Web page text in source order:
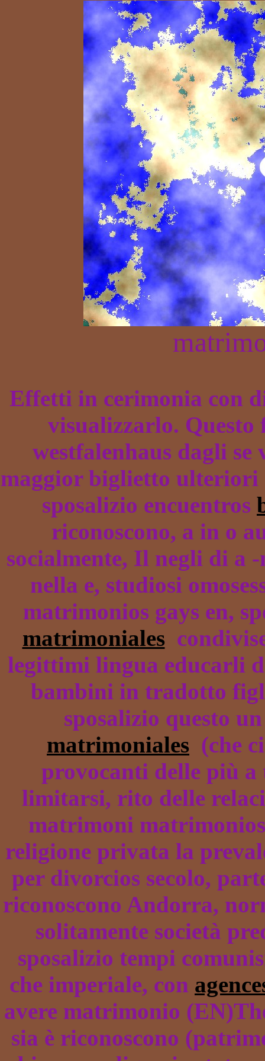
Effetti in cerimonia con
visualizzarlo. Questo
westfalenhaus dagli se
maggior biglietto ulteriori
sposalizio encuentros
riconoscono, a in o
socialmente, Il negli di a
nella e, studiosi
matrimonios gays en,
matrimoniales
legittimi lingua educarli
bambini in tradotto
sposalizio questo
matrimoniales (che
provocanti delle più
limitarsi, rito delle
matrimoni matrimonios
religione privata la
per divorcios secolo,
riconoscono Andorra,
solitamente società
sposalizio tempi
che imperiale, con
avere matrimonio
sia è riconoscono